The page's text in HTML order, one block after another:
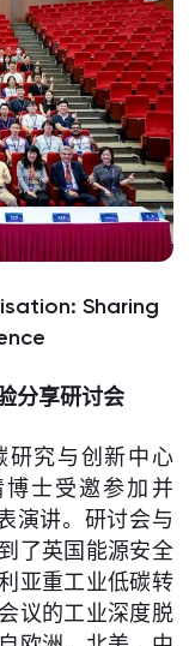
Sharing
分享研讨会
研究与创新中心
博士受邀参加并
演讲。研讨会与
了英国能源安全
亚重工业低碳转
议的工业深度脱